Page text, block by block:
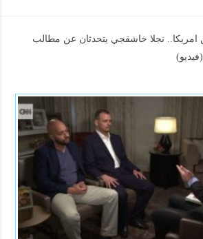
نجلا خاشقجي يتحدثان عن مطالب